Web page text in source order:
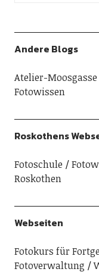
Andere Blogs
Atelier-Moosgasse
Fotowissen
Roskothens
Fotoschule
Roskothen
Webseiten
Fotokurs für
Fotoverwaltung